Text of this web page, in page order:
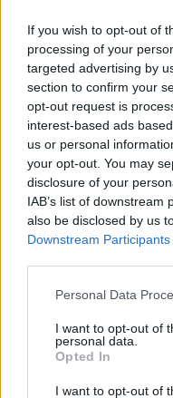
If you wish to opt-out of
processing of your
targeted advertising by
section to confirm your
opt-out request is
interest-based ads
us or personal
your opt-out. You may
disclosure of your
IAB’s list of
also be disclosed by us
Downstream Participants
Please note that this
not limited to your visit
grant or deny consent
use your data for below
consent section.
Personal Data
I want to opt-out of
personal data.
Opted In
I want to opt-out of